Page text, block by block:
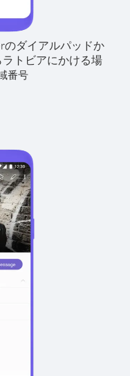
のダイアルパッドか
トビアにかける場
番号